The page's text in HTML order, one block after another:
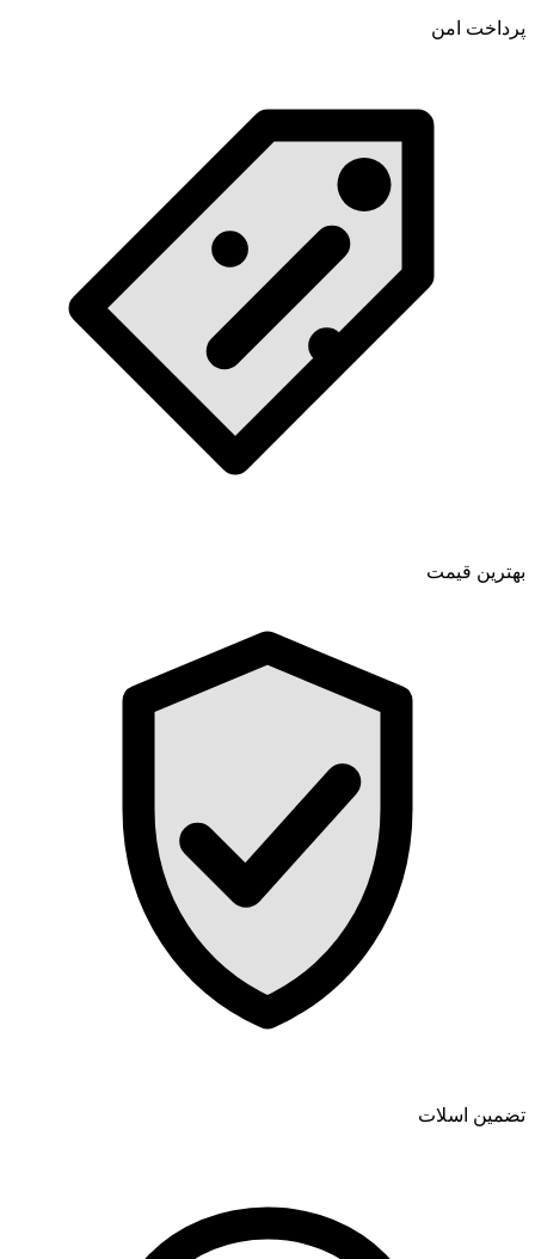
پرداخت امن
بهترین قیمت
تضمین اسلات